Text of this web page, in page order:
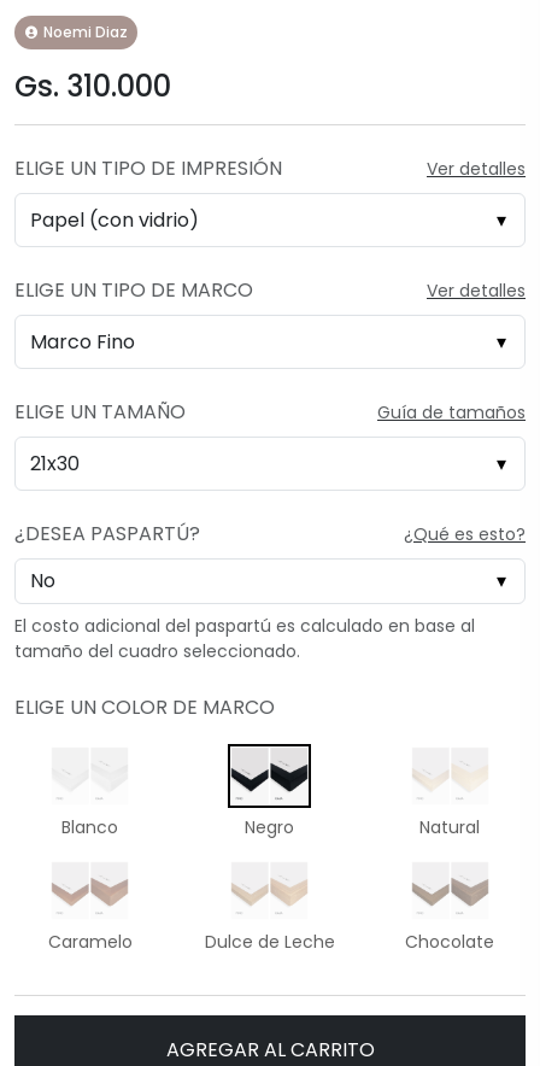
Noemi Diaz
Gs. 310.000
ELIGE UN TIPO DE IMPRESIÓN Ver detalles
ELIGE UN TIPO DE MARCO Ver detalles
ELIGE UN TAMAÑO Guía de tamaños
¿DESEA PASPARTÚ? ¿Qué es esto?
El costo adicional del paspartú es calculado en base al
tamaño del cuadro seleccionado.
ELIGE UN COLOR DE MARCO
Blanco Negro Natural
Caramelo Dulce de Leche Chocolate
AGREGAR AL CARRITO